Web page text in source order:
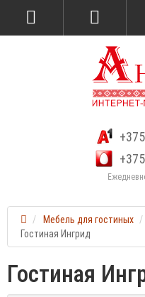
Мебель для гостиных
Гостиная Ингрид
Гостиная